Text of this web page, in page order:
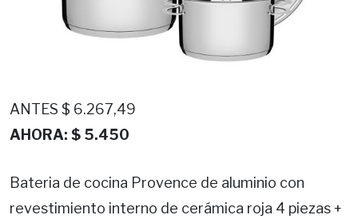
ANTES $ 6.267,49
AHORA: $ 5.450
Bateria de cocina Provence de aluminio con
revestimiento interno de cerámica roja 4 piezas +